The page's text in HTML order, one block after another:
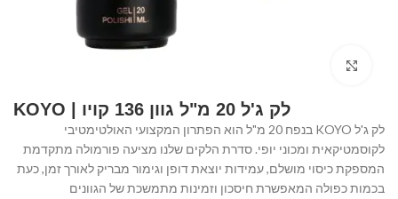
לק ג'ל 20 מ"ל גוון 136 קויו | KOYO
לק ג'ל KOYO בנפח 20 מ"ל הוא הפתרון המקצועי האולטימטיבי
לקוסמטיקאית ומכוני יופי. סדרת הלקים שלנו מציעה פורמולה מתקדמת
המספקת כיסוי מושלם, עמידות יוצאת דופן וגימור מבריק לאורך זמן, כעת
בכמות כפולה המאפשרת חיסכון וזמינות מתמשכת של הגוונים